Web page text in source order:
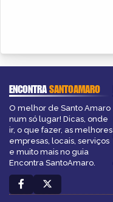
ENCONTRASANTOAMARO
O melhor de Santo Amaro
num só lugar! Dicas, onde
ir, o que fazer, as melhores
empresas, locais, serviços
e muito mais no guia
Encontra SantoAmaro.